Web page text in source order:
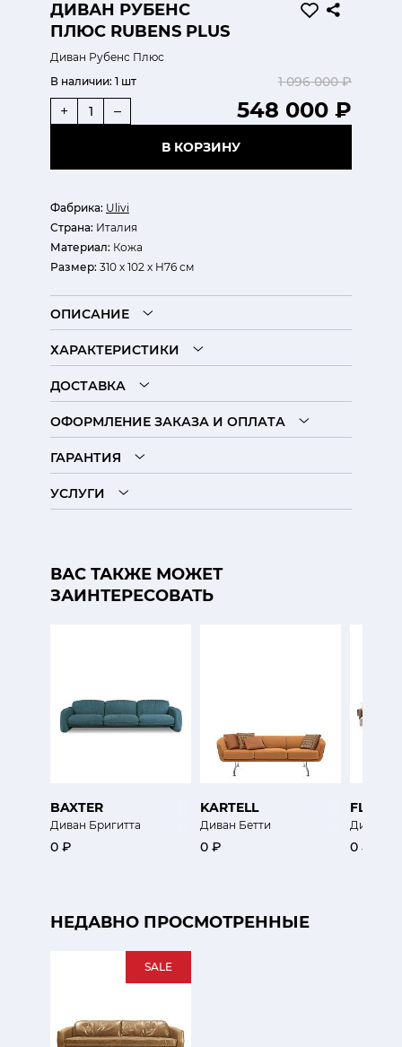
ДИВАН РУБЕНС
ПЛЮС RUBENS PLUS
Диван Рубенс Плюс
Фабрика: Ulivi
Страна: Италия
Материал: Кожа
Размер: 310 х 102 х H76 см
В наличии: 1 шт 1 096 000 ₽
548 000 ₽
+ –
В КОРЗИНУ
ОПИСАНИЕ
ХАРАКТЕРИСТИКИ
ДОСТАВКА
ОФОРМЛЕНИЕ ЗАКАЗА И ОПЛАТА
ГАРАНТИЯ
УСЛУГИ
ВАС ТАКЖЕ МОЖЕТ
ЗАИНТЕРЕСОВАТЬ
BAXTER
Диван Бригитта
0 ₽
KARTELL
Диван Бетти
0 ₽
Диван
0 ₽
НЕДАВНО ПРОСМОТРЕННЫЕ
SALE